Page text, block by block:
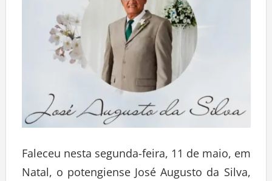
Faleceu nesta segunda-feira, 11 de maio, em
Natal, o potengiense José Augusto da Silva,